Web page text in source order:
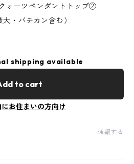
ォーツペンダントトップ②
・バチカン含む）
shipping available
to cart
にお住まいの方向け
通報する